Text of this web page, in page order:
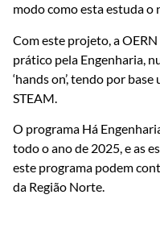
modo como esta estuda o
Com este projeto, a
prático pela Engenharia,
‘hands on’, tendo por
STEAM.
O programa Há
todo o ano de 2025, e as
este programa podem
da Região Norte.